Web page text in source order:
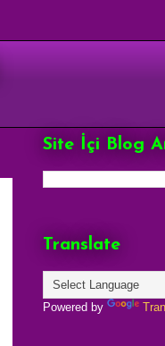
Site İçi Blog
Translate
Powered by